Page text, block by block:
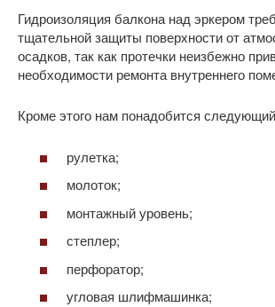
Гидроизоляция балкона над эркером
тщательной защиты поверхности от
осадков, так как протечки неизбежно
необходимости ремонта внутреннего
Кроме этого нам понадобится
рулетка;
молоток;
монтажный уровень;
степлер;
перфоратор;
угловая шлифмашинка;